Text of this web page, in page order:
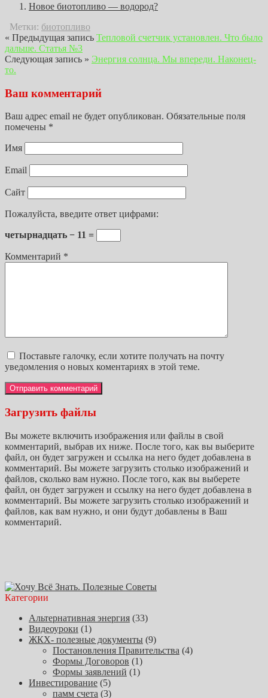
Новое биотопливо — водород?
Метки: биотопливо
« Предыдущая запись Тепловой счетчик установлен. Что было
дальше. Статья №3
Следующая запись » Энергия солнца. Мы впереди. Наконец-
то.
Ваш комментарий
Ваш адрес email не будет опубликован. Обязательные поля
помечены *
Имя
Email
Сайт
Пожалуйста, введите ответ цифрами:
четырнадцать − 11 =
Комментарий *
Поставьте галочку, если хотите получать на почту
уведомления о новых коментариях в этой теме.
Загрузить файлы
Вы можете включить изображения или файлы в свой
комментарий, выбрав их ниже. После того, как вы выберите
файл, он будет загружен и ссылка на него будет добавлена в
комментарий. Вы можете загрузить столько изображений и
файлов, сколько вам нужно. После того, как вы выберете
файл, он будет загружен и ссылку на него будет добавлена в
комментарий. Вы можете загрузить столько изображений и
файлов, как вам нужно, и они будут добавлены в Ваш
комментарий.
Категории
Альтернативная энергия (33)
Видеоуроки (1)
ЖКХ- полезные документы (9)
Постановления Правительства (4)
Формы Договоров (1)
Формы заявлений (1)
Инвестирование (5)
памм счета (3)